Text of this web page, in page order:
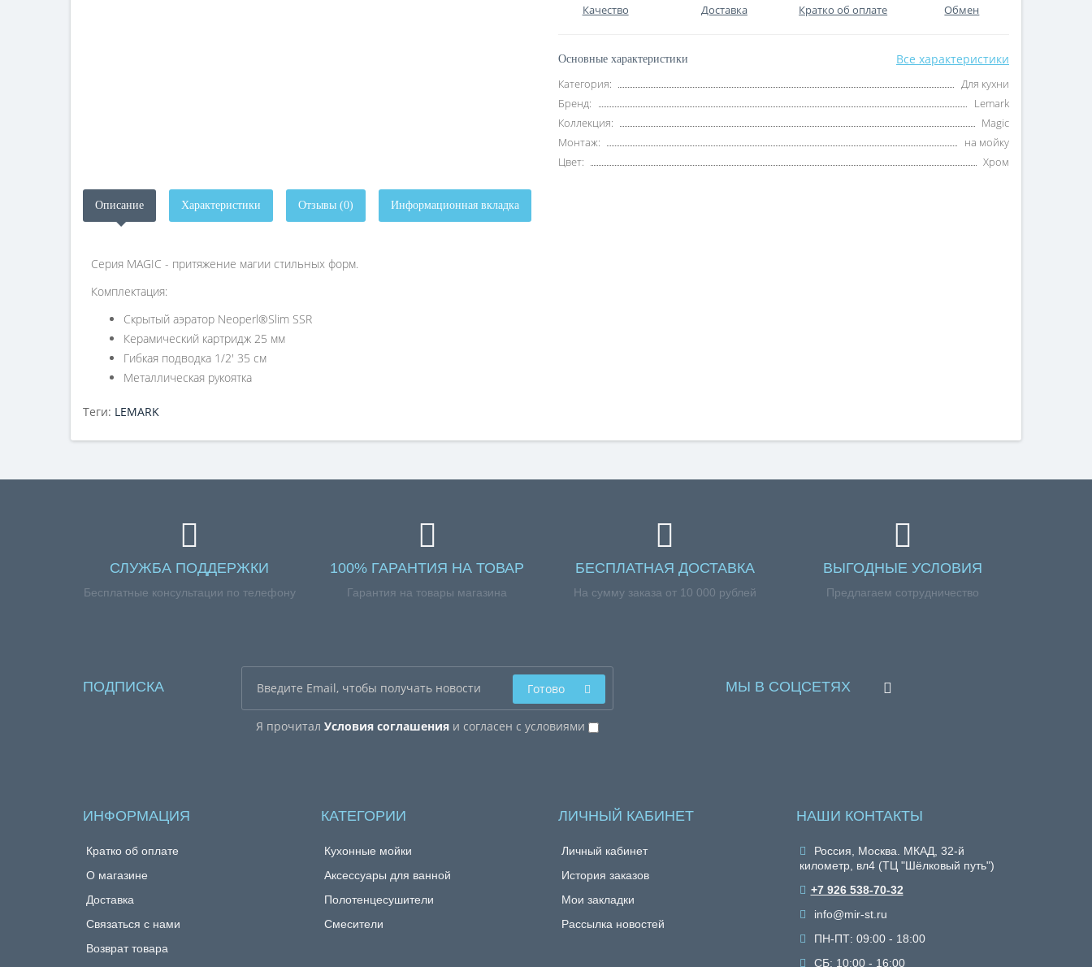
Качество Доставка Кратко об оплате Обмен
Основные характеристики Все характеристики
Категория:
Для кухни
Бренд:
Lemark
Коллекция:
Magic
Монтаж:
на мойку
Цвет:
Хром
Описание Характеристики Отзывы (0) Информационная вкладка
Серия MAGIC - притяжение магии стильных форм.
Комплектация:
Скрытый аэратор Neoperl®Slim SSR
Керамический картридж 25 мм
Гибкая подводка 1/2' 35 см
Металлическая рукоятка
Теги: LEMARK
СЛУЖБА ПОДДЕРЖКИ
Бесплатные консультации по телефону
100% ГАРАНТИЯ НА ТОВАР
Гарантия на товары магазина
БЕСПЛАТНАЯ ДОСТАВКА
На сумму заказа от 10 000 рублей
ВЫГОДНЫЕ УСЛОВИЯ
Предлагаем сотрудничество
ПОДПИСКА
Я прочитал Условия соглашенияи согласен с условиями
Готово МЫ В СОЦСЕТЯХ
ИНФОРМАЦИЯ
Кратко об оплате
О магазине
Доставка
Связаться с нами
Возврат товара
КАТЕГОРИИ
Кухонные мойки
Аксессуары для ванной
Полотенцесушители
Смесители
ЛИЧНЫЙ КАБИНЕТ
Личный кабинет
История заказов
Мои закладки
Рассылка новостей
НАШИ КОНТАКТЫ
Россия, Москва. МКАД, 32-й
километр, вл4 (ТЦ "Шёлковый путь")
+7 926 538-70-32
info@mir-st.ru
ПН-ПТ: 09:00 - 18:00
СБ: 10:00 - 16:00